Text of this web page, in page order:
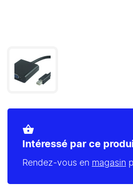
shopping_basket
Intéressé par ce
Rendez-vous en magasin